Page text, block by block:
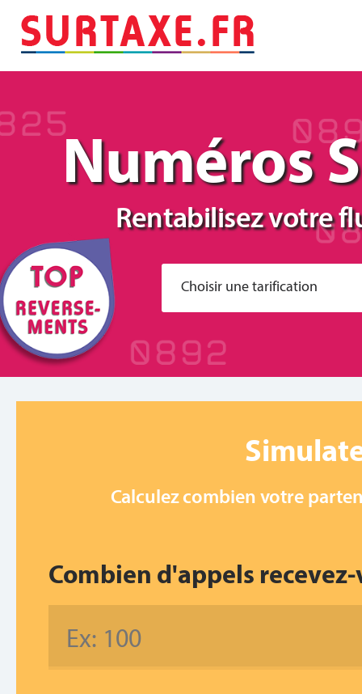
Numéros surtaxés
Numéros
Rentabilisez votre
Choisir une tarification
Calculez combien votre
Combien d'appels